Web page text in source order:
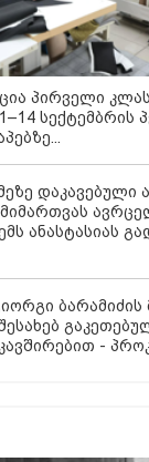
პირველი
დაკავებული
ანასტასიას
ბარამიძის
-